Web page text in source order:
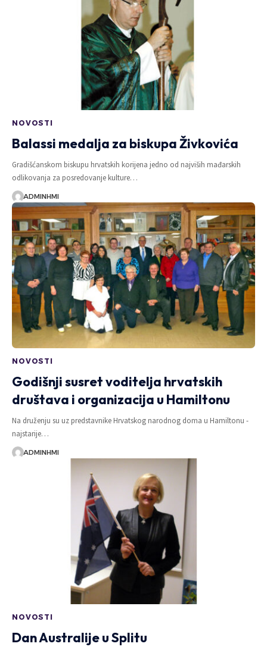
NOVOSTI
Balassi medalja za biskupa Živkovića
Gradišćanskom biskupu hrvatskih korijena jedno od najviših mađarskih
odlikovanja za posredovanje kulture…
ADMINHMI
NOVOSTI
Godišnji susret voditelja hrvatskih
društava i organizacija u Hamiltonu
Na druženju su uz predstavnike Hrvatskog narodnog doma u Hamiltonu -
najstarije…
ADMINHMI
NOVOSTI
Dan Australije u Splitu